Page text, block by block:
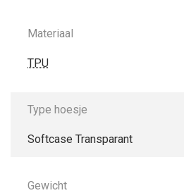
Materiaal
TPU
Type hoesje
Softcase Transparant
Gewicht